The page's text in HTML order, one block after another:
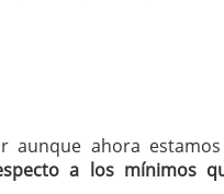
aunque ahora estamos
a los mínimos